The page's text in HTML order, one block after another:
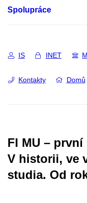
Spolupráce
IS INET
Kontakty Domů
FI MU –
V historii, ve
studia. Od